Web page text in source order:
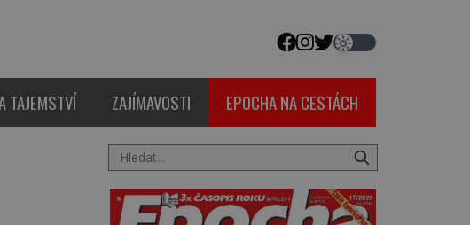
TAJEMSTVÍ ZAJÍMAVOSTI EPOCHA NA CESTÁCH